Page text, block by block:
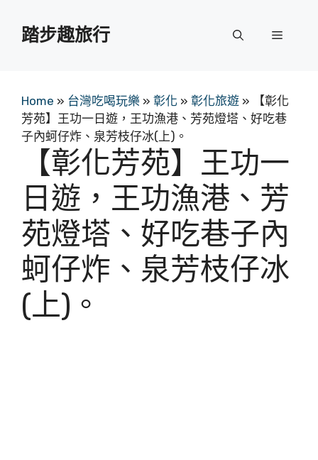
踏步趣旅行 選
Home » 台灣吃喝玩樂 » 彰化 » 彰化旅遊 » 【彰化
芳苑】王功一日遊，王功漁港、芳苑燈塔、好吃巷
子內蚵仔炸、泉芳枝仔冰(上)。
【彰化芳苑】王功一
日遊，王功漁港、芳
苑燈塔、好吃巷子內
蚵仔炸、泉芳枝仔冰
(上)。